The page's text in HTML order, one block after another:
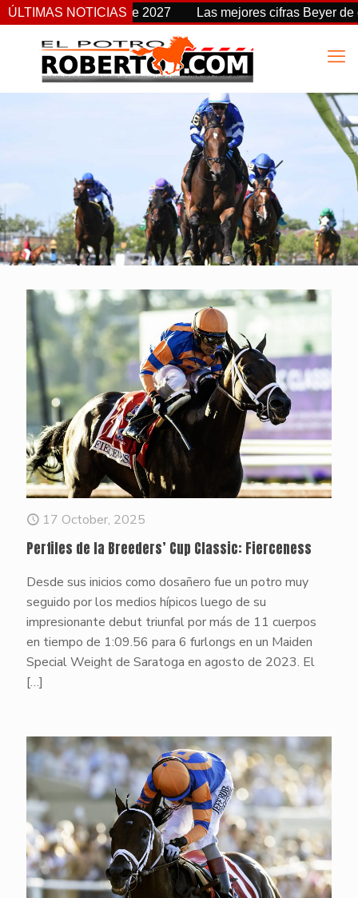
ÚLTIMAS NOTICIAS
a partir de 2027 Las mejores cifras Beyer de esta
17 October, 2025
Perfiles de la Breeders’ Cup Classic: Fierceness
Desde sus inicios como dosañero fue un potro muy
seguido por los medios hípicos luego de su
impresionante debut triunfal por más de 11 cuerpos
en tiempo de 1:09.56 para 6 furlongs en un Maiden
Special Weight de Saratoga en agosto de 2023. El
[…]